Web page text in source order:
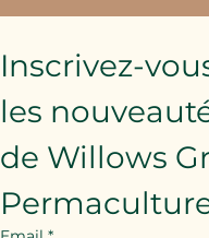
Inscrivez-
les
de Willows